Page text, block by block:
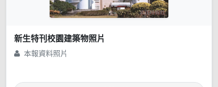
新生特刊校園建築物照片
本報資料照片